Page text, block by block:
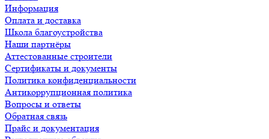
Информация
Оплата и доставка
Школа благоустройства
Наши партнёры
Аттестованные строители
Сертификаты и документы
Политика конфиденциальности
Антикоррупционная политика
Вопросы и ответы
Обратная связь
Прайс и документация